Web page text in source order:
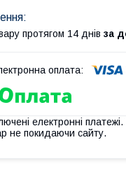
протягом 14 днів за
електронні
не покидаючи сайту.